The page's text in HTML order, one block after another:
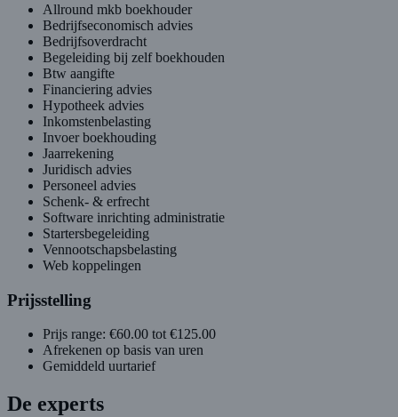
Allround mkb boekhouder
Bedrijfseconomisch advies
Bedrijfsoverdracht
Begeleiding bij zelf boekhouden
Btw aangifte
Financiering advies
Hypotheek advies
Inkomstenbelasting
Invoer boekhouding
Jaarrekening
Juridisch advies
Personeel advies
Schenk- & erfrecht
Software inrichting administratie
Startersbegeleiding
Vennootschapsbelasting
Web koppelingen
Prijsstelling
Prijs range: €60.00 tot €125.00
Afrekenen op basis van uren
Gemiddeld uurtarief
De experts